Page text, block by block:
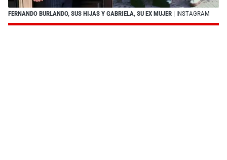
FERNANDO BURLANDO, SUS HIJAS Y GABRIELA, SU EX MUJER | INSTAGRAM